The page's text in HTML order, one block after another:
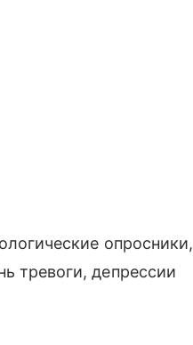
опросники,
тревоги, депрессии